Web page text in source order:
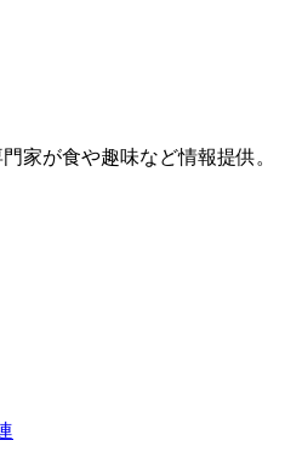
家が食や趣味など情報提供。